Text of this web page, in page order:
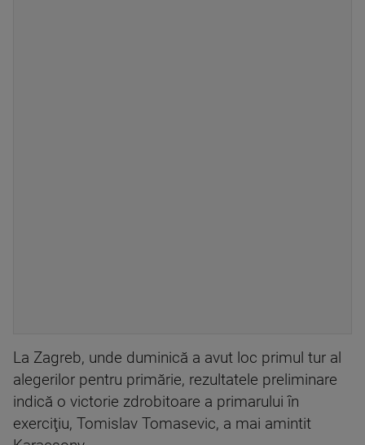
La Zagreb, unde duminică a avut loc primul tur al
alegerilor pentru primărie, rezultatele preliminare
indică o victorie zdrobitoare a primarului în
exerciţiu, Tomislav Tomasevic, a mai amintit